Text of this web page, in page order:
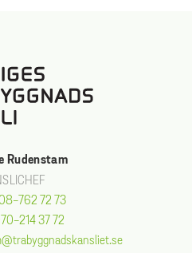
Rudenstam
762 72 73
214 37 72